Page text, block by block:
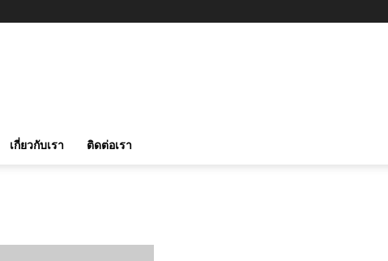
เกี่ยวกับเรา ติดต่อเรา